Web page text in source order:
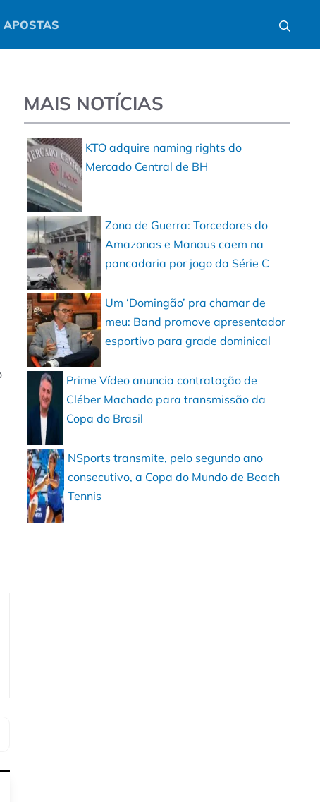
APOSTAS
MAIS NOTÍCIAS
KTO adquire naming rights do
Mercado Central de BH
Zona de Guerra: Torcedores do
Amazonas e Manaus caem na
pancadaria por jogo da Série C
Um ‘Domingão’ pra chamar de
meu: Band promove apresentador
esportivo para grade dominical
Prime Vídeo anuncia contratação de
Cléber Machado para transmissão da
Copa do Brasil
NSports transmite, pelo segundo ano
consecutivo, a Copa do Mundo de Beach
Tennis